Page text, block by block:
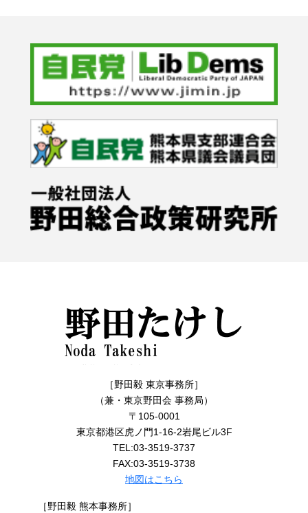
［野田毅 東京事務所］
（兼・東京野田会 事務局）
〒105-0001
東京都港区虎ノ門1-16-2岩尾ビル3F
TEL:03-3519-3737
FAX:03-3519-3738
地図はこちら
［野田毅 熊本事務所］